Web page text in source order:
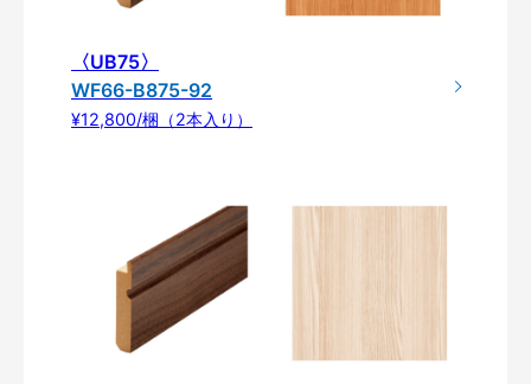
〈UB75〉
WF66-B875-92
¥12,800/梱（2本入り）